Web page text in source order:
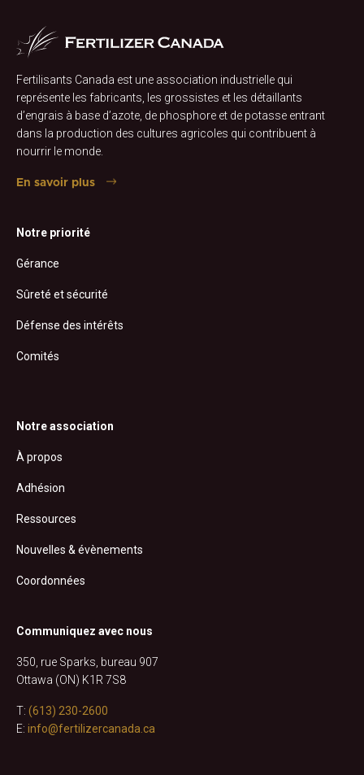
Fertilisants Canada est une association industrielle qui
représente les fabricants, les grossistes et les détaillants
d’engrais à base d’azote, de phosphore et de potasse entrant
dans la production des cultures agricoles qui contribuent à
nourrir le monde.
En savoir plus
Notre priorité
Gérance
Sûreté et sécurité
Défense des intérêts
Comités
Notre association
À propos
Adhésion
Ressources
Nouvelles & évènements
Coordonnées
Communiquez avec nous
350, rue Sparks, bureau 907
Ottawa (ON) K1R 7S8
T: (613) 230-2600
E: info@fertilizercanada.ca